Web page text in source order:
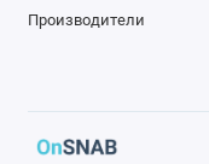
Производители